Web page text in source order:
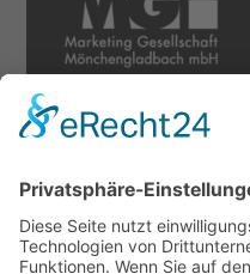
Soziale Netzwerke